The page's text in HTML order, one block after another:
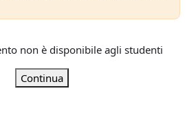
non è disponibile agli studenti
Continua